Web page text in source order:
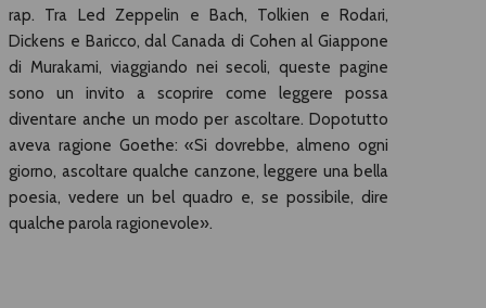
rap. Tra Led Zeppelin e Bach, Tolkien e Rodari,
Dickens e Baricco, dal Canada di Cohen al Giappone
di Murakami, viaggiando nei secoli, queste pagine
sono un invito a scoprire come leggere possa
diventare anche un modo per ascoltare. Dopotutto
aveva ragione Goethe: «Si dovrebbe, almeno ogni
giorno, ascoltare qualche canzone, leggere una bella
poesia, vedere un bel quadro e, se possibile, dire
qualche parola ragionevole».